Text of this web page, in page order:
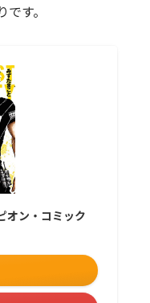
す。
ン・コミック